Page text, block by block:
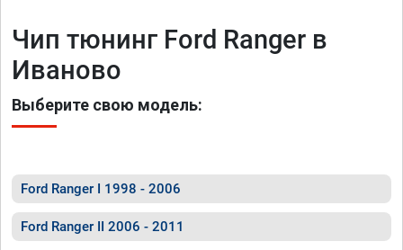
Чип тюнинг Ford Ranger в
Иваново
Выберите свою модель:
Ford Ranger I 1998 - 2006
Ford Ranger II 2006 - 2011